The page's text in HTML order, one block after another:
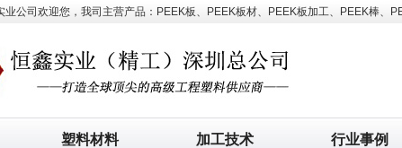
业公司欢迎您，我司主营产品：PEEK板、PEEK板材、PEEK板加工、PEEK棒、
塑料材料 加工技术 行业事例